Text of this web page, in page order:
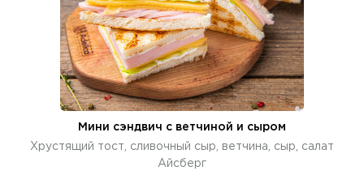
Мини сэндвич с ветчиной и сыром
Хрустящий тост, сливочный сыр, ветчина, сыр, салат
Айсберг